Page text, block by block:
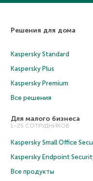
Решения для дома
Kaspersky Standard
Kaspersky Plus
Kaspersky Premium
Все решения
Для малого бизнеса
1–25 СОТРУДНИКОВ
Kaspersky Small Office
Kaspersky Endpoint
Все продукты